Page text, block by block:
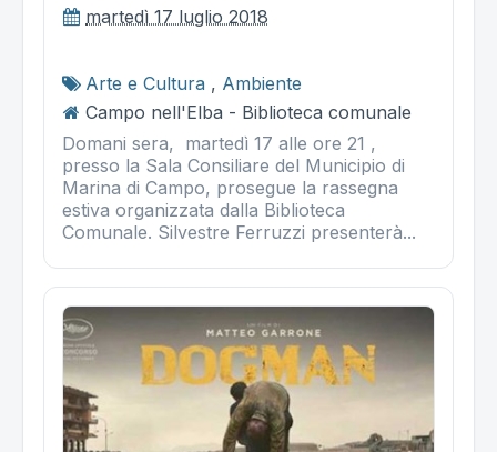
martedì 17 luglio 2018
Arte e Cultura , Ambiente
Campo nell'Elba - Biblioteca comunale
Domani sera, martedì 17 alle ore 21 ,
presso la Sala Consiliare del Municipio di
Marina di Campo, prosegue la rassegna
estiva organizzata dalla Biblioteca
Comunale. Silvestre Ferruzzi presenterà...